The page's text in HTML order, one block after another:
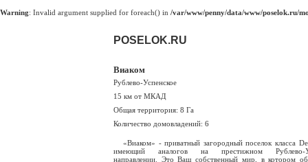
Warning: Invalid argument supplied for foreach() in /var/www/penny/data/www/poselok.ru/
POSELOK.RU
Виаком
Рублево-Успенское
15 км от МКАД
Общая территория: 8 Га
Количество домовладений: 6
«Виаком» - приватный загородный поселок класса
имеющий аналогов на престижном Рублево-
направлении. Это Ваш собственный мир, в котором